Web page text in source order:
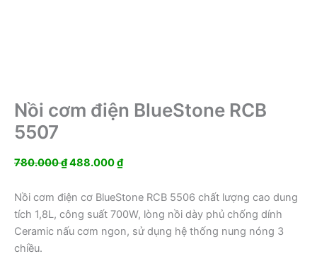
Nồi cơm điện BlueStone RCB
5507
780.000₫Giá
là:
780.000 ₫.
488.000₫Giá
tại
là:
488.000 ₫.
Nồi cơm điện cơ BlueStone RCB 5506 chất lượng cao dung
tích 1,8L, công suất 700W, lòng nồi dày phủ chống dính
Ceramic nấu cơm ngon, sử dụng hệ thống nung nóng 3
chiều.